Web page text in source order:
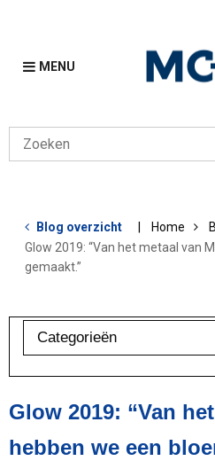
MENU
Blog overzicht Home
Glow 2019: “Van het metaal van
gemaakt.”
Categorieën
Klant in beeld
Lean
Glow 2019: “Van
hebben we een